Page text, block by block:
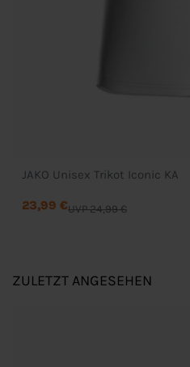
JAKO Unisex Trikot Iconic KA
UVP 24,99 €
23,99 €
ZULETZT ANGESEHEN